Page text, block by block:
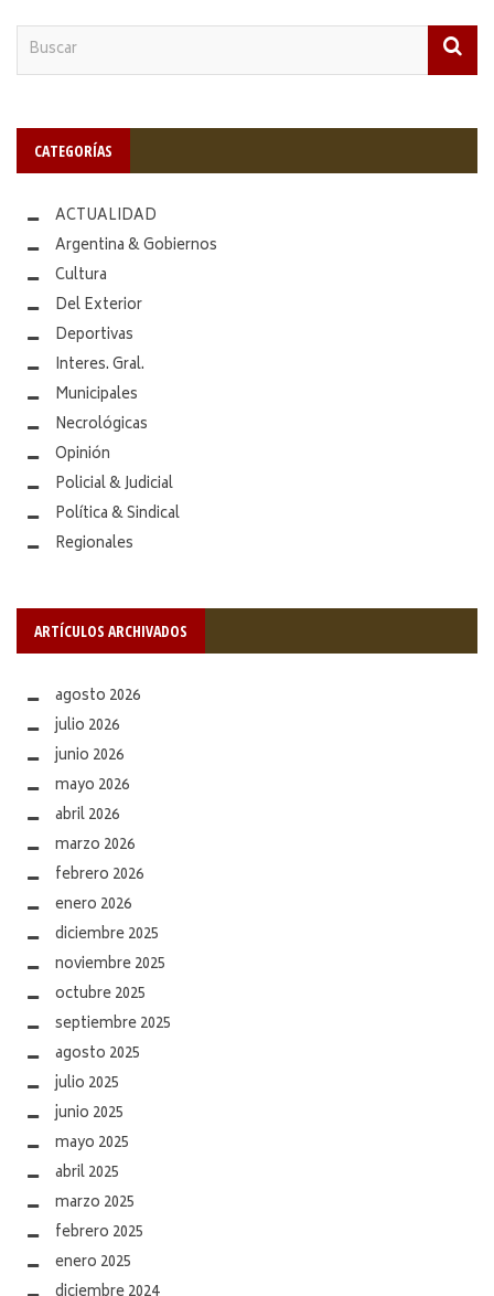
CATEGORÍAS
ACTUALIDAD
Argentina & Gobiernos
Cultura
Del Exterior
Deportivas
Interes. Gral.
Municipales
Necrológicas
Opinión
Policial & Judicial
Política & Sindical
Regionales
ARTÍCULOS ARCHIVADOS
agosto 2026
julio 2026
junio 2026
mayo 2026
abril 2026
marzo 2026
febrero 2026
enero 2026
diciembre 2025
noviembre 2025
octubre 2025
septiembre 2025
agosto 2025
julio 2025
junio 2025
mayo 2025
abril 2025
marzo 2025
febrero 2025
enero 2025